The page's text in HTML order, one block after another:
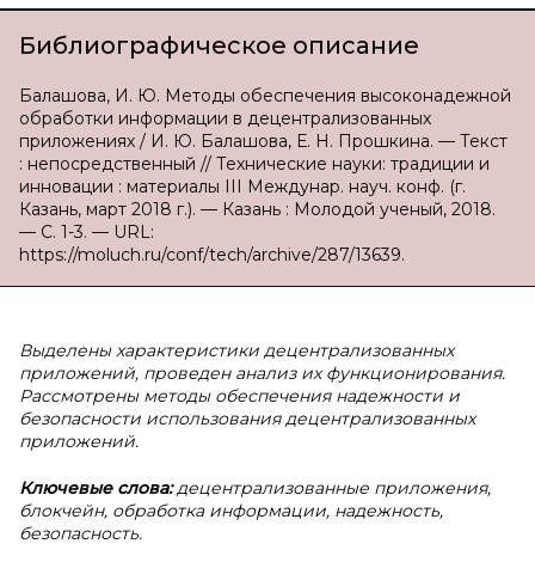
Библиографическое описание
Балашова, И. Ю. Методы обеспечения высоконадежной
обработки информации в децентрализованных
приложениях / И. Ю. Балашова, Е. Н. Прошкина. — Текст
: непосредственный // Технические науки: традиции и
инновации : материалы III Междунар. науч. конф. (г.
Казань, март 2018 г.). — Казань : Молодой ученый, 2018.
— С. 1-3. — URL:
https://moluch.ru/conf/tech/archive/287/13639.
Выделены характеристики децентрализованных
приложений, проведен анализ их функционирования.
Рассмотрены методы обеспечения надежности и
безопасности использования децентрализованных
приложений.
Ключевые слова:децентрализованные приложения,
блокчейн, обработка информации, надежность,
безопасность.